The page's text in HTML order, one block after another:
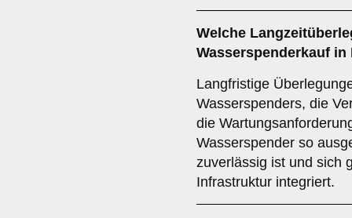
Welche
Wasserspenderkauf
Langfristige
Wasserspenders, die
die
Wasserspender so
zuverlässig ist und sich
Infrastruktur integriert.